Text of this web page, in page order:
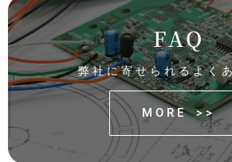
FAQ
弊社に寄せられるよく
MORE >>